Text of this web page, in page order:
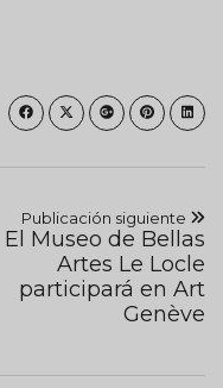
Publicación siguiente
El Museo de Bellas
Artes Le Locle
participará en Art
Genève